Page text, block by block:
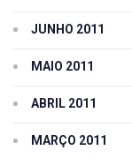
JUNHO 2011
MAIO 2011
ABRIL 2011
MARÇO 2011